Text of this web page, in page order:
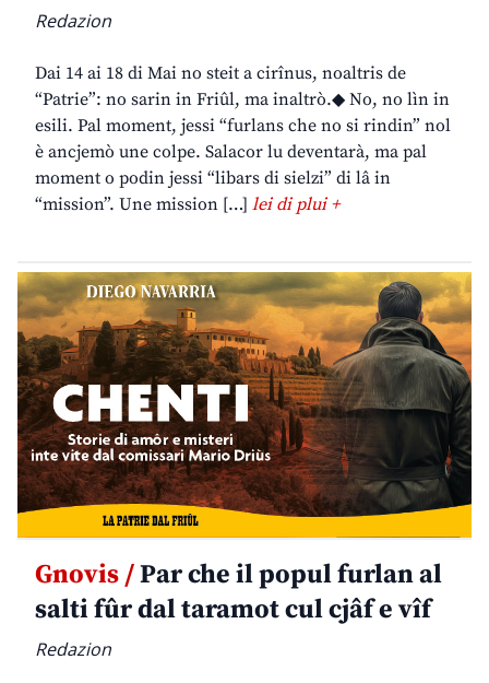
Redazion
Dai 14 ai 18 di Mai no steit a cirînus, noaltris de
“Patrie”: no sarin in Friûl, ma inaltrò.◆ No, no lìn in
esili. Pal moment, jessi “furlans che no si rindin” nol
è ancjemò une colpe. Salacor lu deventarà, ma pal
moment o podin jessi “libars di sielzi” di lâ in
“mission”. Une mission […] lei di plui +
Gnovis /Par che il popul furlan al
salti fûr dal taramot cul cjâf e vîf
Redazion